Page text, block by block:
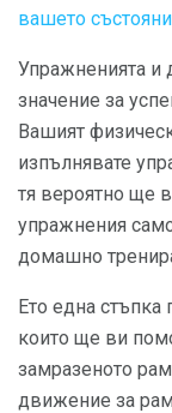
вашето
Упражненията и
значение за
Вашият
изпълнявате
тя вероятно ще
упражнения
домашно
Ето една стъпка
които ще ви
замразеното
движение за